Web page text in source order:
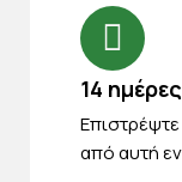
14
από αυτή